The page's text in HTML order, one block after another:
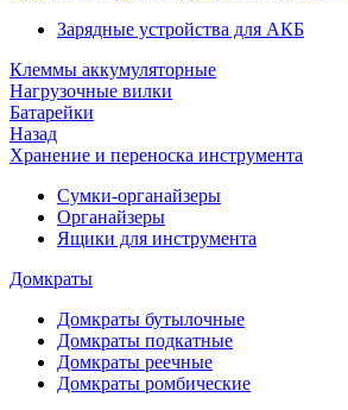
Зарядные устройства для АКБ
Клеммы аккумуляторные
Нагрузочные вилки
Батарейки
Назад
Хранение и переноска инструмента
Сумки-органайзеры
Органайзеры
Ящики для инструмента
Домкраты
Домкраты бутылочные
Домкраты подкатные
Домкраты реечные
Домкраты ромбические